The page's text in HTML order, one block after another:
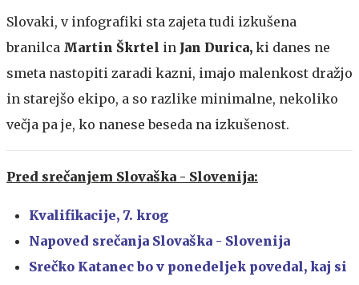
Slovaki, v infografiki sta zajeta tudi izkušena
branilca Martin Škrtel in Jan Durica, ki danes ne
smeta nastopiti zaradi kazni, imajo malenkost dražjo
in starejšo ekipo, a so razlike minimalne, nekoliko
večja pa je, ko nanese beseda na izkušenost.
Pred srečanjem Slovaška - Slovenija:
Kvalifikacije, 7. krog
Napoved srečanja Slovaška - Slovenija
Srečko Katanec bo v ponedeljek povedal, kaj si